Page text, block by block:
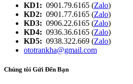
KD1: 0901.79.6165 (Zalo)
KD2: 0901.77.6165 (Zalo)
KD3: 0906.22.6165 (Zalo)
KD4: 0936.36.6165 (Zalo)
KD5: 0938.322.669 (Zalo)
ototrankha@gmail.com
Chúng tôi Gửi Đến Bạn